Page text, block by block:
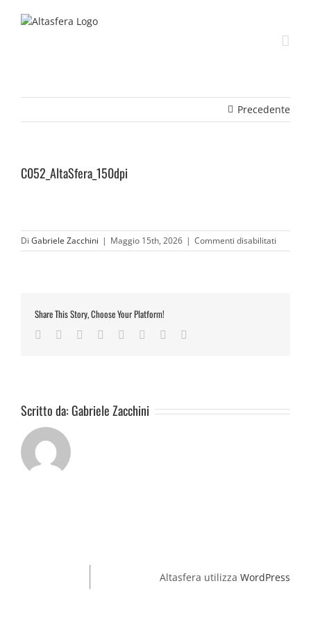
Precedente
C052_AltaSfera_150dpi
Di Gabriele Zacchini | Maggio 15th, 2026 | Commenti disabilitati
Share This Story, Choose Your Platform!
Facebook
TwitterReddit LinkedIn
TumblrPinterest
Scritto da:Gabriele Zacchini
Altasfera utilizza WordPress